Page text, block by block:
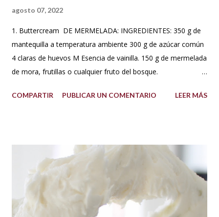
agosto 07, 2022
1. Buttercream DE MERMELADA: INGREDIENTES: 350 g de
mantequilla a temperatura ambiente 300 g de azúcar común
4 claras de huevos M Esencia de vainilla. 150 g de mermelada
de mora, frutillas o cualquier fruto del bosque.
huevo en un tazón con los 300 g de azúcar a baño María .
que forme picos. A la mezcla agregar la mantequilla que debe
estar a temperatura ambiente, batir constantemente hasta
cremar y formar picos. Agregar la vainilla y la mermelada.
Batir hasta integrar. Se puede decorar cualquier tipo de
cupcakes o rellenar una torta o cubrir el cake tu sabor
COMPARTIR PUBLICAR UN COMENTARIO LEER MÁS